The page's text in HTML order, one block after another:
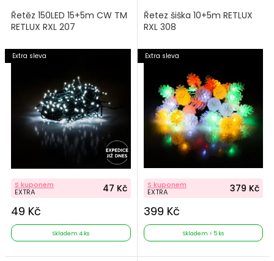
Řetěz 150LED 15+5m CW TM
RETLUX RXL 207
Extra sleva
S kuponem
EXTRA 47 Kč
49 Kč
Skladem 4 ks
Řetez šiška 10+5m RETLUX
RXL 308
Extra sleva
S kuponem
EXTRA 379 Kč
399 Kč
Skladem > 5 ks